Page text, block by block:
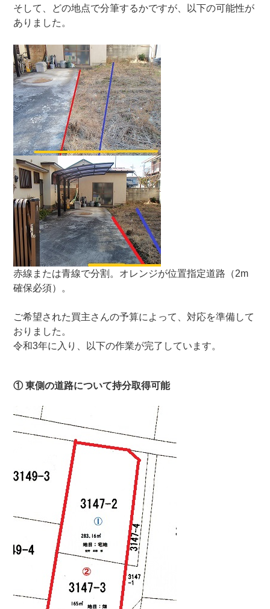
そして、どの地点で分筆するかですが、以下の可能性が
ありました。
赤線または青線で分割。オレンジが位置指定道路（2m
確保必須）。
ご希望された買主さんの予算によって、対応を準備して
おりました。
令和3年に入り、以下の作業が完了しています。
① 東側の道路について持分取得可能